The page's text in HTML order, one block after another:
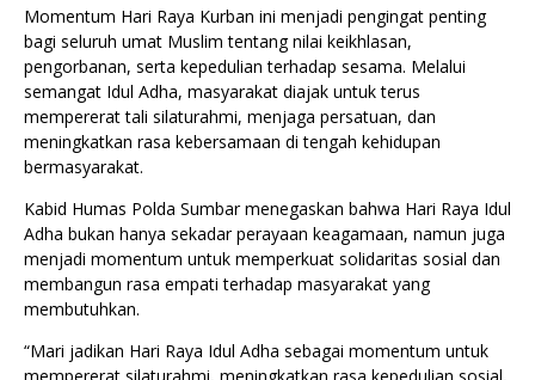
Momentum Hari Raya Kurban ini menjadi pengingat penting
bagi seluruh umat Muslim tentang nilai keikhlasan,
pengorbanan, serta kepedulian terhadap sesama. Melalui
semangat Idul Adha, masyarakat diajak untuk terus
mempererat tali silaturahmi, menjaga persatuan, dan
meningkatkan rasa kebersamaan di tengah kehidupan
bermasyarakat.
Kabid Humas Polda Sumbar menegaskan bahwa Hari Raya Idul
Adha bukan hanya sekadar perayaan keagamaan, namun juga
menjadi momentum untuk memperkuat solidaritas sosial dan
membangun rasa empati terhadap masyarakat yang
membutuhkan.
“Mari jadikan Hari Raya Idul Adha sebagai momentum untuk